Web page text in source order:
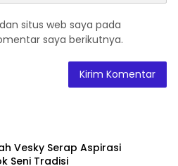
situs web saya pada
saya berikutnya.
Vesky Serap Aspirasi
Seni Tradisi